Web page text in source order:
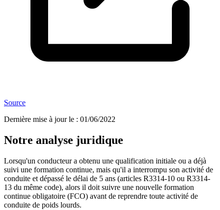
Source
Dernière mise à jour le : 01/06/2022
Notre analyse juridique
Lorsqu'un conducteur a obtenu une qualification initiale ou a déjà
suivi une formation continue, mais qu'il a interrompu son activité de
conduite et dépassé le délai de 5 ans (articles R3314-10 ou R3314-
13 du même code), alors il doit suivre une nouvelle formation
continue obligatoire (FCO) avant de reprendre toute activité de
conduite de poids lourds.